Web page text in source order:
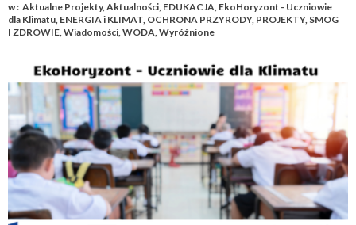
w : Aktualne Projekty,Aktualności, EDUKACJA, EkoHoryzont - Uczniowie
dla Klimatu, ENERGIA i KLIMAT, OCHRONA PRZYRODY, PROJEKTY, SMOG
I ZDROWIE,Wiadomości,WODA,Wyróżnione